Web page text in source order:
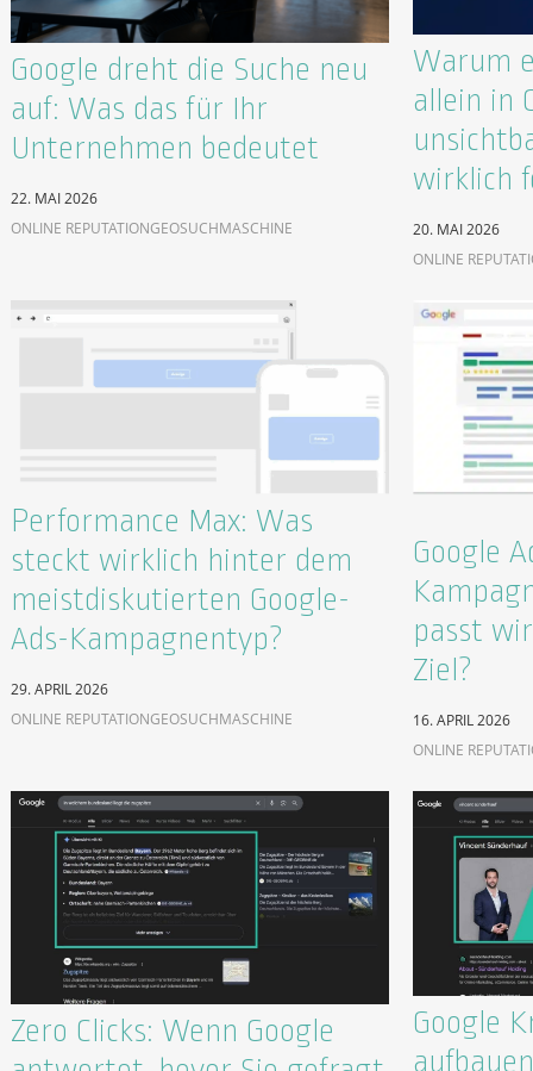
Google dreht die Suche neu
auf: Was das für Ihr
Unternehmen bedeutet
22. MAI 2026
ONLINE REPUTATIONGEOSUCHMASCHINE
Warum
allein in
wirklich
20. MAI 2026
ONLINE
Performance Max: Was
steckt wirklich hinter dem
meistdiskutierten Google-
Ads-Kampagnentyp?
29. APRIL 2026
ONLINE REPUTATIONGEOSUCHMASCHINE
Google
passt
Ziel?
16. APRIL 2026
ONLINE
Zero Clicks: Wenn Google
Google